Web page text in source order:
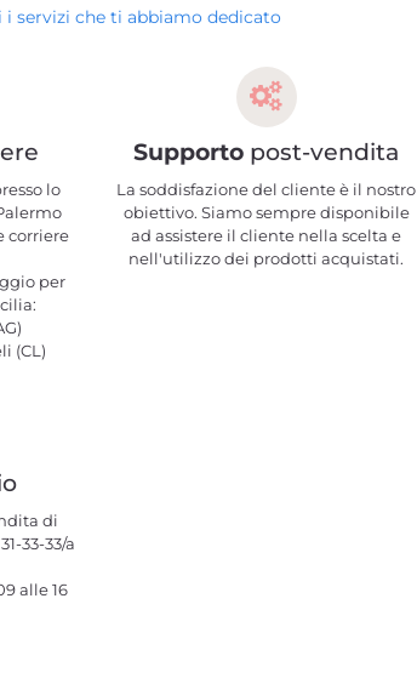
servizi che ti abbiamo dedicato
lo
corriere
per
(CL)
Supporto post-vendita
La soddisfazione del cliente è il nostro
obiettivo. Siamo sempre disponibile
ad assistere il cliente nella scelta e
nell'utilizzo dei prodotti acquistati.
di
33-33/a
alle 16